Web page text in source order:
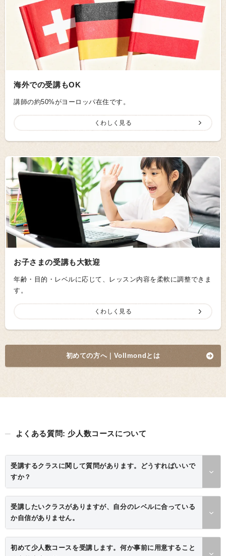
海外での受講もOK
講師の約50%がヨーロッパ在住です。
くわしく見る
お子さまの受講も大歓迎
年齢・目的・レベルに応じて、レッスン内容を柔軟に調整できま
す。
くわしく見る
初めての方へ｜Vollmond とは
よくある質問: 少人数コースについて
受講するクラスに関して質問があります。どうすればいいで
すか？
受講したいクラスがありますが、自分のレベルに合っている
か自信がありません。
初めて少人数コースを受講します。何か事前に用意すること